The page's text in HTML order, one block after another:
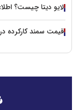
لایو دیتا چیست؟
قیمت سمند کارکرده در تیر ۱۴۰۵؛ ارزان‌ترین سمند